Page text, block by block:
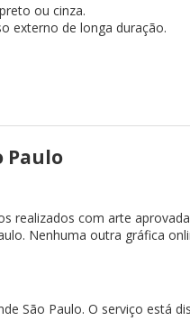
ou cinza.
externo de longa duração.
Paulo
realizados com arte
Nenhuma outra gráfica
São Paulo. O serviço está